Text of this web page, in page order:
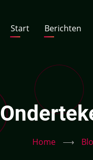
Start Berichten
Home ⟶